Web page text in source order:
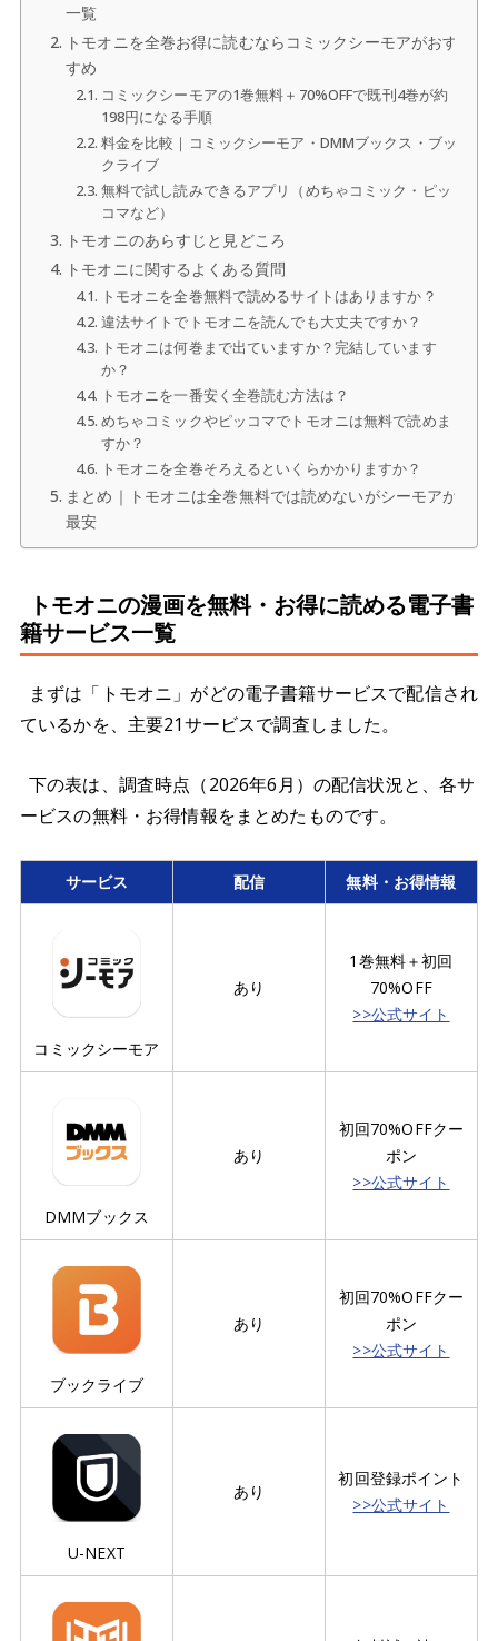
一覧
トモオニを全巻お得に読むならコミックシーモアがおす
すめ
コミックシーモアの1巻無料＋70%OFFで既刊4巻が約
198円になる手順
料金を比較｜コミックシーモア・DMMブックス・ブッ
クライブ
無料で試し読みできるアプリ（めちゃコミック・ピッ
コマなど）
トモオニのあらすじと見どころ
トモオニに関するよくある質問
トモオニを全巻無料で読めるサイトはありますか？
違法サイトでトモオニを読んでも大丈夫ですか？
トモオニは何巻まで出ていますか？完結しています
か？
トモオニを一番安く全巻読む方法は？
めちゃコミックやピッコマでトモオニは無料で読めま
すか？
トモオニを全巻そろえるといくらかかりますか？
まとめ｜トモオニは全巻無料では読めないがシーモアが
最安
トモオニの漫画を無料・お得に読める電子書
籍サービス一覧
まずは「トモオニ」がどの電子書籍サービスで配信され
ているかを、主要21サービスで調査しました。
下の表は、調査時点（2026年6月）の配信状況と、各サ
ービスの無料・お得情報をまとめたものです。
サービス 配信 無料・お得情報
コミックシーモア
あり
1巻無料＋初回
70%OFF
>>公式サイト
DMMブックス
あり
初回70%OFFクー
ポン
>>公式サイト
ブックライブ
あり
初回70%OFFクー
ポン
>>公式サイト
U-NEXT
あり
初回登録ポイント
>>公式サイト